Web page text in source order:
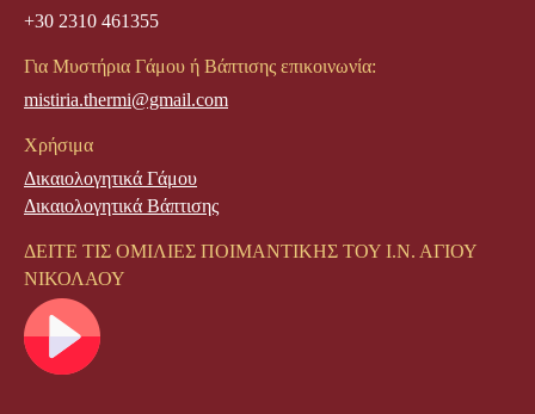
+30 2310 461355
Για Μυστήρια Γάμου ή Βάπτισης επικοινωνία:
mistiria.thermi@gmail.com
Χρήσιμα
Δικαιολογητικά Γάμου
Δικαιολογητικά Βάπτισης
ΔΕΙΤΕ ΤΙΣ ΟΜΙΛΙΕΣ ΠΟΙΜΑΝΤΙΚΗΣ ΤΟΥ Ι.Ν. ΑΓΙΟΥ
ΝΙΚΟΛΑΟΥ